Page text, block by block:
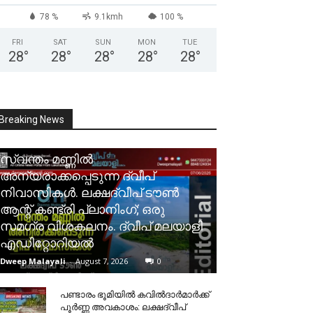
78 % 9.1kmh 100 %
FRI
28°
SAT
28°
SUN
28°
MON
28°
TUE
28°
News
സ്വന്തം മണ്ണിൽ
അന്യരാക്കപ്പെടുന്ന ദ്വീപ്
നിവാസികൾ. ലക്ഷദ്വീപ് ടൗൺ
ആന്റ് കണ്ട്രി പ്ലാനിംഗ്; ഒരു
സമഗ്ര വിശകലനം. ദ്വീപ് മലയാളി
എഡിറ്റോറിയൽ
Dweep Malayali - August 7, 2026 0
പണ്ടാരം ഭൂമിയിൽ കവിൽദാർമാർക്ക്
പൂർണ്ണ അവകാശം: ലക്ഷദ്വീപ്